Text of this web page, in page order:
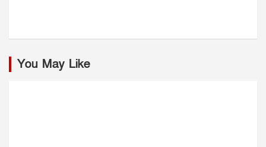
You May Like